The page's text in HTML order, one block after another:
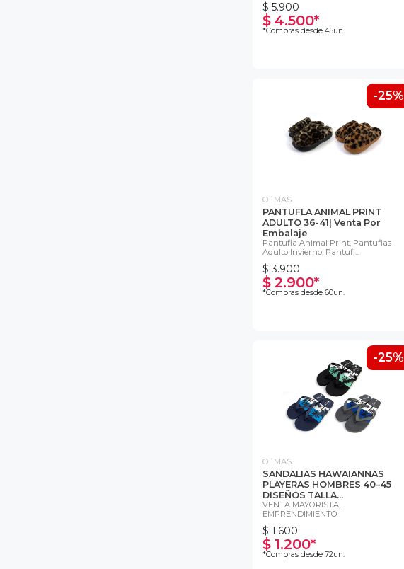
$ 5.900
$ 4.500*
*Compras desde 45un.
-25%
O´MAS
PANTUFLA ANIMAL PRINT
ADULTO 36-41| Venta Por
Embalaje
Pantufla Animal Print, Pantuflas
Adulto Invierno, Pantufl...
$ 3.900
$ 2.900*
*Compras desde 60un.
-25%
O´MAS
SANDALIAS HAWAIANNAS
PLAYERAS HOMBRES 40–45
DISEÑOS TALLA...
VENTA MAYORISTA,
EMPRENDIMIENTO
$ 1.600
$ 1.200*
*Compras desde 72un.